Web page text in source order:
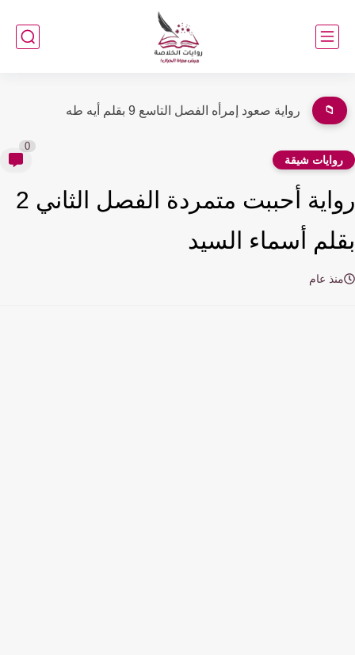
📁
شيقة
رواية أحببت متمردة الفصل الثاني 2
أسماء السيد
عام